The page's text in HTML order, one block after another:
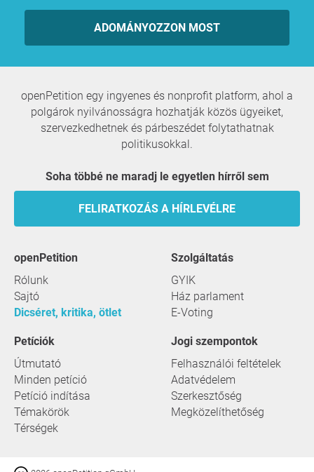
ADOMÁNYOZZON MOST
openPetition egy ingyenes és nonprofit platform, ahol a
polgárok nyilvánosságra hozhatják közös ügyeiket,
szervezkedhetnek és párbeszédet folytathatnak
politikusokkal.
Soha többé ne maradj le egyetlen hírről sem
FELIRATKOZÁS A HÍRLEVÉLRE
openPetition
Rólunk
Sajtó
Dicséret, kritika, ötlet
szolgáltatás
GYIK
Ház parlament
E-Voting
Petíciók
Útmutató
Minden petíció
Petíció indítása
Témakörök
Térségek
Jogi szempontok
Felhasználói feltételek
Adatvédelem
Szerkesztőség
Megközelíthetőség